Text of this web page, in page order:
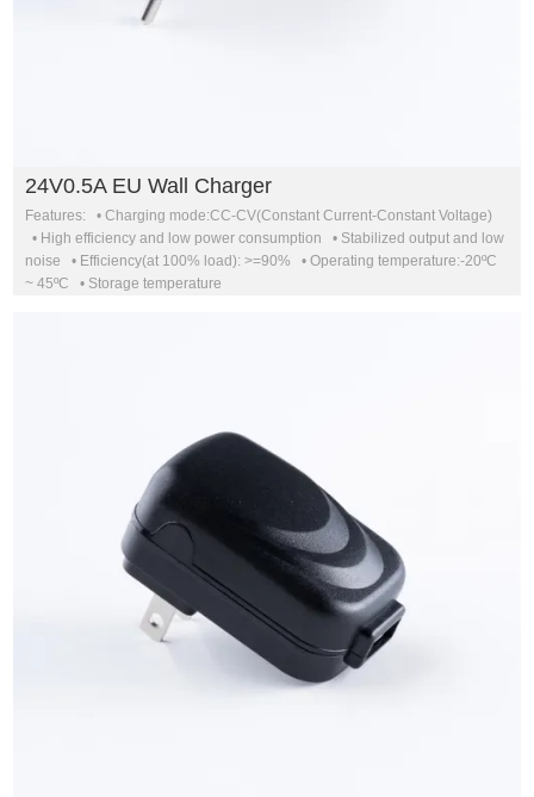
24V0.5A EU Wall Charger
Features: • Charging mode:CC-CV(Constant Current-Constant Voltage)
• High efficiency and low power consumption • Stabilized output and low
noise • Efficiency(at 100% load): >=90% • Operating temperature:-20ºC
~ 45ºC • Storage temperature